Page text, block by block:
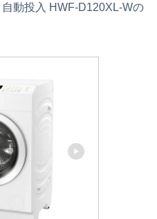
動投入 HWF-D120XL-Wの